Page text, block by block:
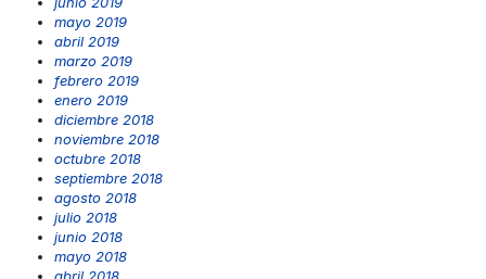
mayo 2019
abril 2019
marzo 2019
febrero 2019
enero 2019
diciembre 2018
noviembre 2018
octubre 2018
septiembre 2018
agosto 2018
julio 2018
junio 2018
mayo 2018
abril 2018